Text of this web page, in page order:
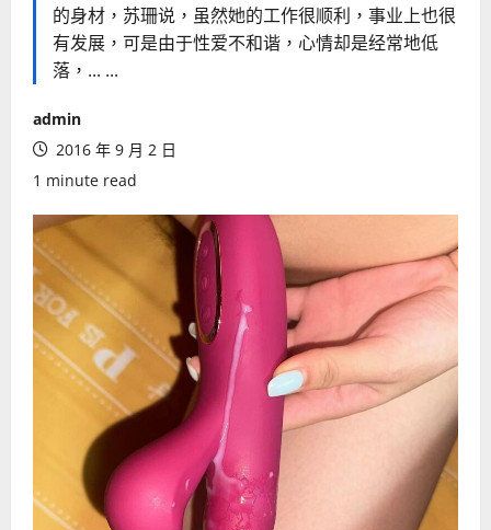
的身材，苏珊说，虽然她的工作很顺利，事业上也很
有发展，可是由于性爱不和谐，心情却是经常地低
落，... ...
admin
2016 年 9 月 2 日
1 minute read